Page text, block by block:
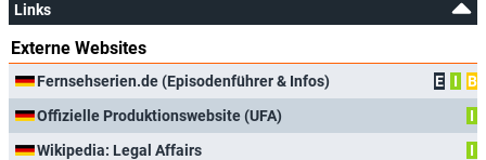
Links
Externe Websites
Fernsehserien.de (Episodenführer & Infos) E I
B
Offizielle Produktionswebsite (UFA)
I
Wikipedia: Legal Affairs
I